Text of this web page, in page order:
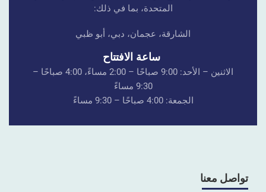
المتحدة، بما في ذلك:
الشارقة، عجمان، دبي، أبو ظبي
ساعة الافتتاح
الاثنين – الأحد: 9:00 صباحًا – 2:00 مساءً، 4:00 صباحًا –
9:30 مساءً
الجمعة: 4:00 صباحًا – 9:30 مساءً
تواصل معنا